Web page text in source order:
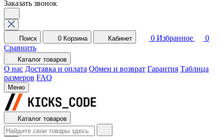
Заказать звонок
Поиск 0 Корзина Кабинет 0 Избранное
0
Сравнить
Каталог товаров
О нас Доставка и оплата Обмен и возврат Гарантия Таблица
размеров FAQ
Меню
Каталог товаров